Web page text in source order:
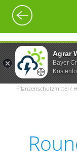
Agrar
Bayer
Pflanzenschutzmittel /